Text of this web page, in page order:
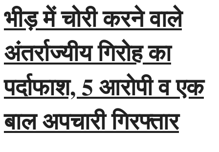
भीड़ में चोरी करने वाले
अंतर्राज्यीय गिरोह का
पर्दाफाश, 5 आरोपी व एक
बाल अपचारी गिरफ्तार